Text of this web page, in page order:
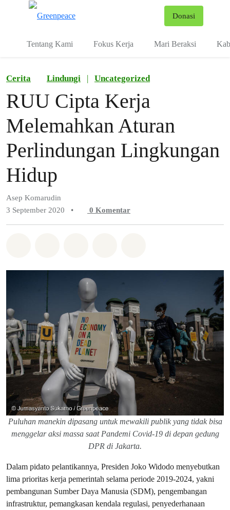
Donasi
Tentang Kami Fokus Kerja Mari Beraksi
Cerita Lindungi | Uncategorized
RUU Cipta Kerja
Melemahkan Aturan
Perlindungan Lingkungan
Hidup
Asep Komarudin
3 September 2020
• 0 Komentar
Puluhan manekin dipasang untuk mewakili publik yang tidak bisa
menggelar aksi massa saat Pandemi Covid-19 di depan gedung
DPR di Jakarta.
Dalam pidato pelantikannya, Presiden Joko Widodo menyebutkan
lima prioritas kerja pemerintah selama periode 2019-2024, yakni
pembangunan Sumber Daya Manusia (SDM), pengembangan
infrastruktur, pemangkasan kendala regulasi, penyederhanaan